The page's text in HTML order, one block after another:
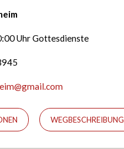
Uhr Gottesdienste
WEGBESCHREIBUNG